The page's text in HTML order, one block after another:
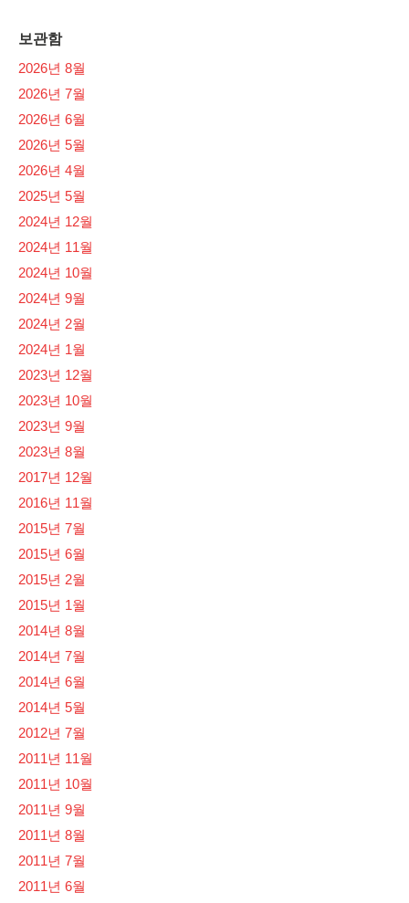
보관함
2026년 8월
2026년 7월
2026년 6월
2026년 5월
2026년 4월
2025년 5월
2024년 12월
2024년 11월
2024년 10월
2024년 9월
2024년 2월
2024년 1월
2023년 12월
2023년 10월
2023년 9월
2023년 8월
2017년 12월
2016년 11월
2015년 7월
2015년 6월
2015년 2월
2015년 1월
2014년 8월
2014년 7월
2014년 6월
2014년 5월
2012년 7월
2011년 11월
2011년 10월
2011년 9월
2011년 8월
2011년 7월
2011년 6월